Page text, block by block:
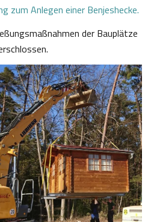
zum Anlegen einer Benjeshecke.
der Bauplätze